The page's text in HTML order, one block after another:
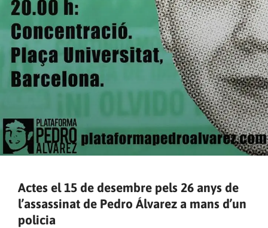
Actes el 15 de desembre pels 26 anys de
l’assassinat de Pedro Álvarez a mans d’un
policia